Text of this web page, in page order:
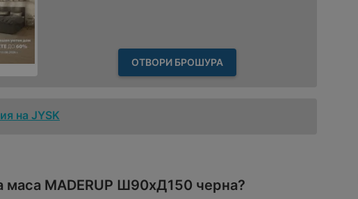
ОТВОРИ БРОШУРА
на JYSK
MADERUP Ш90xД150 черна?